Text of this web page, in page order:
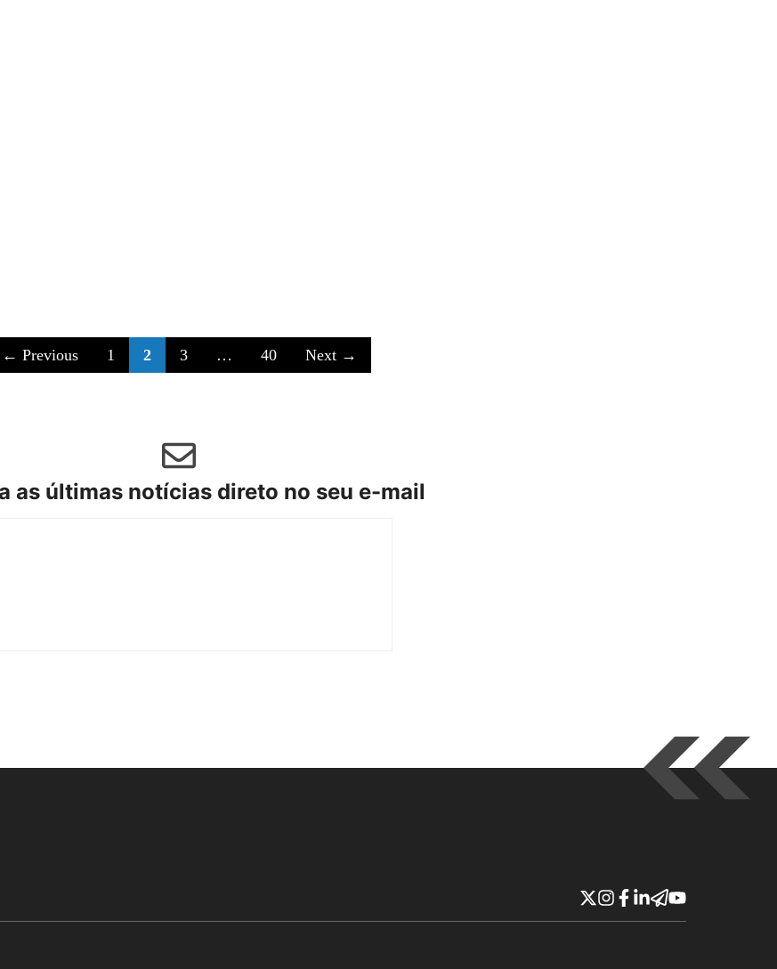
← Previous Page
1 Page
2 Page
3 … Page
40 Next →
as últimas notícias direto no seu e-mail